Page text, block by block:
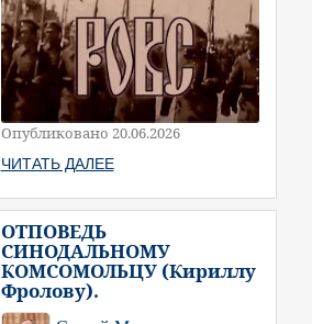
Опубликовано 20.06.2026
ЧИТАТЬ ДАЛЕЕ
ОТПОВЕДЬ
СИНОДАЛЬНОМУ
КОМСОМОЛЬЦУ (Кириллу
Фролову).